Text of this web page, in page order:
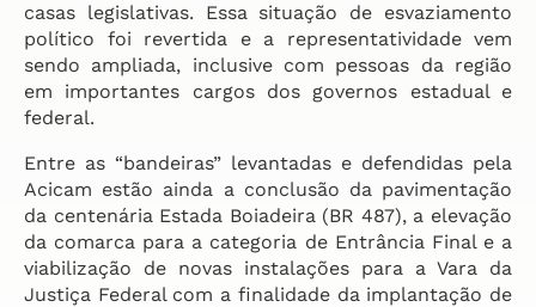
casas legislativas. Essa situação de esvaziamento
político foi revertida e a representatividade vem
sendo ampliada, inclusive com pessoas da região
em importantes cargos dos governos estadual e
federal.
Entre as “bandeiras” levantadas e defendidas pela
Acicam estão ainda a conclusão da pavimentação
da centenária Estada Boiadeira (BR 487), a elevação
da comarca para a categoria de Entrância Final e a
viabilização de novas instalações para a Vara da
Justiça Federal com a finalidade da implantação de